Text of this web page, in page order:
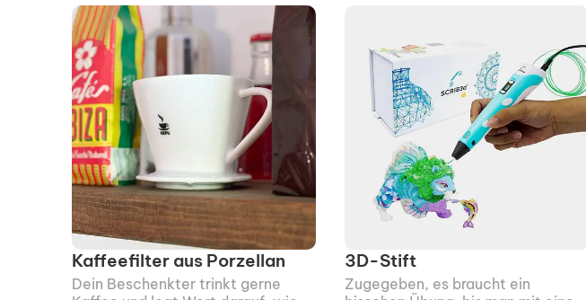
Kaffeefilter aus Porzellan
Dein Beschenkter trinkt gerne
3D-Stift
Zugegeben, es braucht ein